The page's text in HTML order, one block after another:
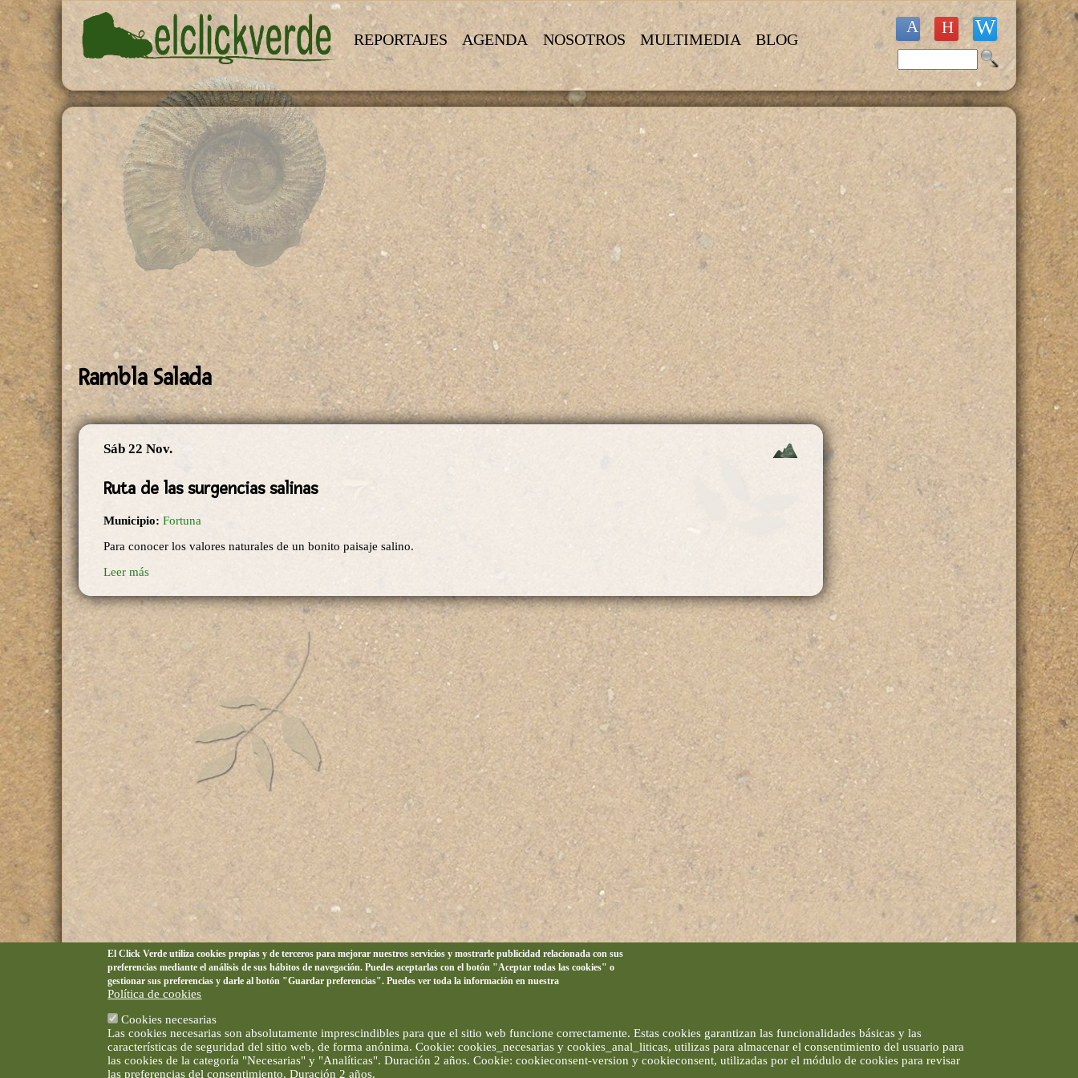
Pasar al contenido principal
REPORTAJES AGENDA NOSOTROS MULTIMEDIA BLOG
Formulario de búsqueda
Rambla Salada
Sáb 22 Nov.
Ruta de las surgencias salinas
Municipio: Fortuna
Para conocer los valores naturales de un bonito paisaje salino.
Leer más
El Click Verde utiliza cookies propias y de terceros para mejorar nuestros servicios y mostrarle publicidad relacionada con sus
preferencias mediante el análisis de sus hábitos de navegación. Puedes aceptarlas con el botón "Aceptar todas las cookies" o
gestionar sus preferencias y darle al botón "Guardar preferencias". Puedes ver toda la información en nuestra
Política de cookies
Cookies necesarias
Las cookies necesarias son absolutamente imprescindibles para que el sitio web funcione correctamente. Estas cookies garantizan las funcionalidades básicas y las
características de seguridad del sitio web, de forma anónima. Cookie: cookies_necesarias y cookies_anal_liticas, utilizas para almacenar el consentimiento del usuario para
las cookies de la categoría "Necesarias" y "Analíticas". Duración 2 años. Cookie: cookieconsent-version y cookieconsent, utilizadas por el módulo de cookies para revisar
las preferencias del consentimiento. Duración 2 años.